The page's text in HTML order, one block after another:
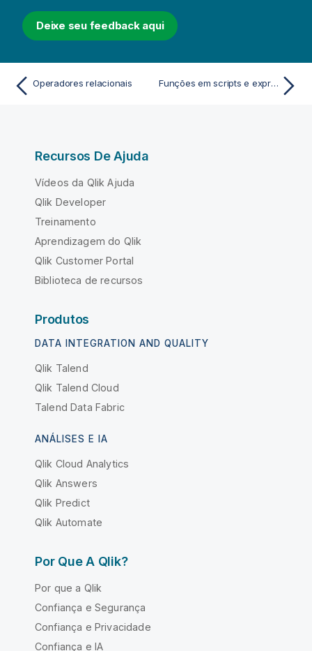
Deixe seu feedback aqui
Operadores relacionais Funções em scripts e expressões de gráficos
Recursos De Ajuda
Vídeos da Qlik Ajuda
Qlik Developer
Treinamento
Aprendizagem do Qlik
Qlik Customer Portal
Biblioteca de recursos
Produtos
DATA INTEGRATION AND QUALITY
Qlik Talend
Qlik Talend Cloud
Talend Data Fabric
ANÁLISES E IA
Qlik Cloud Analytics
Qlik Answers
Qlik Predict
Qlik Automate
Por Que A Qlik?
Por que a Qlik
Confiança e Segurança
Confiança e Privacidade
Confiança e IA